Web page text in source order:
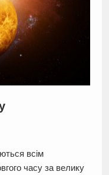
всім
часу за велику